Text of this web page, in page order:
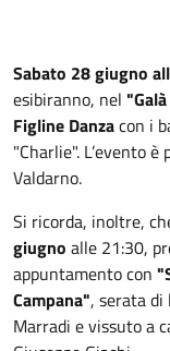
Sabato 28 giugno
esibiranno, nel
Figline Danzacon i
"Charlie". L’evento
Valdarno.
Si ricorda, inoltre,
giugno alle 21:30,
appuntamento con
Campana", serata
Marradi e vissuto a